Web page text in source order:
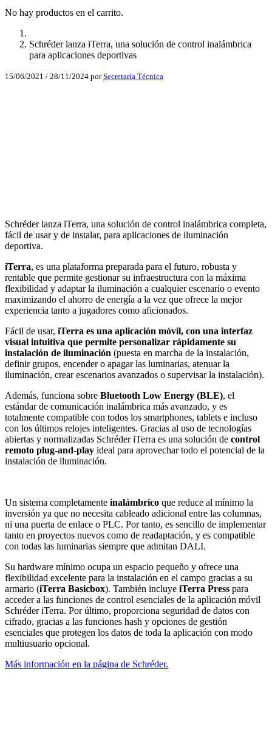
No hay productos en el carrito.
Schréder lanza iTerra, una solución de control inalámbrica
para aplicaciones deportivas
15/06/2021 / 28/11/2024 porSecretaría Técnica
Schréder lanza iTerra, una solución de control inalámbrica completa,
fácil de usar y de instalar, para aplicaciones de iluminación
deportiva.
iTerra, es una plataforma preparada para el futuro, robusta y
rentable que permite gestionar su infraestructura con la máxima
flexibilidad y adaptar la iluminación a cualquier escenario o evento
maximizando el ahorro de energía a la vez que ofrece la mejor
experiencia tanto a jugadores como aficionados.
Fácil de usar, iTerra es una aplicación móvil, con una interfaz
visual intuitiva que permite personalizar rápidamente su
instalación de iluminación (puesta en marcha de la instalación,
definir grupos, encender o apagar las luminarias, atenuar la
iluminación, crear escenarios avanzados o supervisar la instalación).
Además, funciona sobre Bluetooth Low Energy (BLE), el
estándar de comunicación inalámbrica más avanzado, y es
totalmente compatible con todos los smartphones, tablets e incluso
con los últimos relojes inteligentes. Gracias al uso de tecnologías
abiertas y normalizadas Schréder iTerra es una solución de control
remoto plug-and-play ideal para aprovechar todo el potencial de la
instalación de iluminación.
Un sistema completamente inalámbrico que reduce al mínimo la
inversión ya que no necesita cableado adicional entre las columnas,
ni una puerta de enlace o PLC. Por tanto, es sencillo de implementar
tanto en proyectos nuevos como de readaptación, y es compatible
con todas las luminarias siempre que admitan DALI.
Su hardware mínimo ocupa un espacio pequeño y ofrece una
flexibilidad excelente para la instalación en el campo gracias a su
armario (iTerra Basicbox). También incluye iTerra Press para
acceder a las funciones de control esenciales de la aplicación móvil
Schréder iTerra. Por último, proporciona seguridad de datos con
cifrado, gracias a las funciones hash y opciones de gestión
esenciales que protegen los datos de toda la aplicación con modo
multiusuario opcional.
Más información en la página de Schréder.